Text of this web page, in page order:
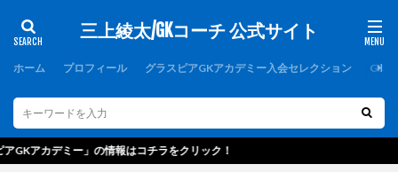
三上綾太/GKコーチ 公式サイト
ホーム プロフィール グラスピアGKアカデミー入会セレクション GK
」の情報はコチラをクリック！
カテゴリー
タグ
1000人突破記念 1周年 1対1
2019
2021年度
2歩 2種登録
erebos